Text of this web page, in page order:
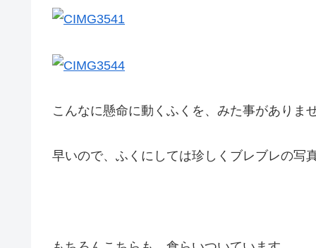
こんなに懸命に動くふくを、みた事がありま
早いので、ふくにしては珍しくブレブレの写真